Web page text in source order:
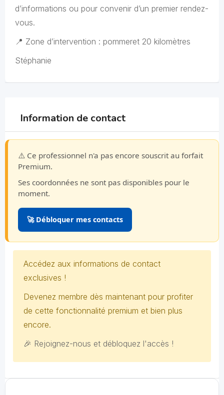
d’informations ou pour convenir d’un premier rendez-
vous.
📍 Zone d’intervention : pommeret 20 kilomètres
Stéphanie
Information de contact
⚠️ Ce professionnel n'a pas encore souscrit au forfait
Premium.
Ses coordonnées ne sont pas disponibles pour le
moment.
🚀 Débloquer mes contacts
Accédez aux informations de contact
exclusives !
Devenez membre dès maintenant pour profiter
de cette fonctionnalité premium et bien plus
encore.
🎉 Rejoignez-nous et débloquez l'accès !